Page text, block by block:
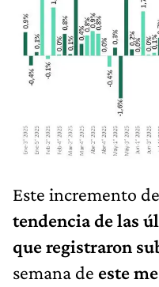
Este incremento
tendencia de las
que registraron
semana de este